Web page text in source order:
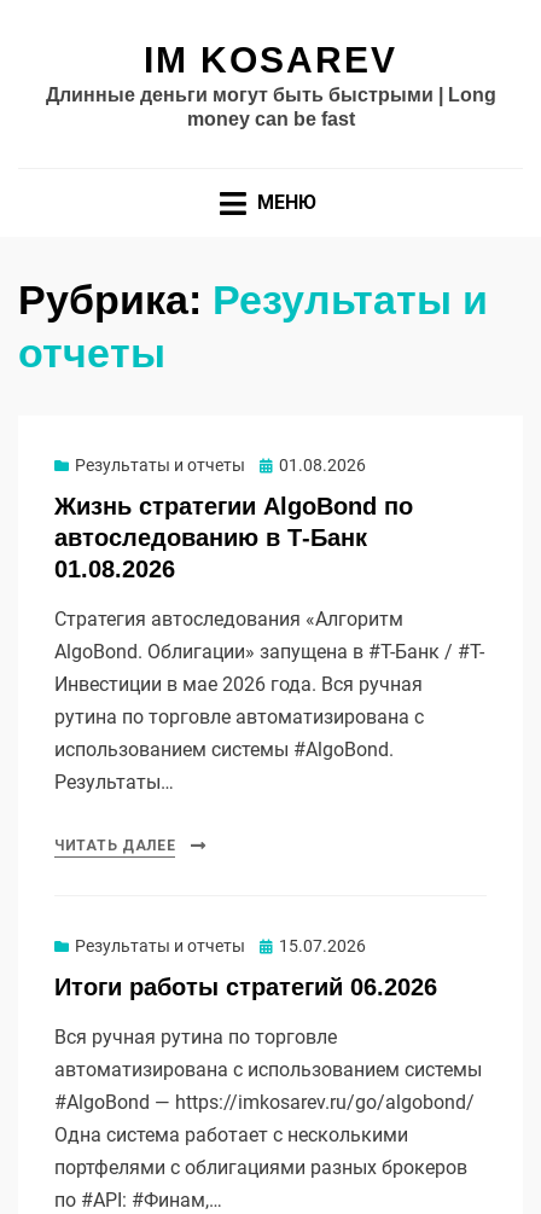
IM KOSAREV
Длинные деньги могут быть быстрыми | Long
money can be fast
МЕНЮ
Рубрика: Результаты и
отчеты
Результаты и отчеты Опубликовано
01.08.2026
Жизнь стратегии AlgoBond по
автоследованию в Т-Банк
01.08.2026
Стратегия автоследования «Алгоритм
AlgoBond. Облигации» запущена в #Т-Банк / #Т-
Инвестиции в мае 2026 года. Вся ручная
рутина по торговле автоматизирована с
использованием системы #AlgoBond.
Результаты…
ЧИТАТЬ ДАЛЕЕ
Результаты и отчеты Опубликовано
15.07.2026
Итоги работы стратегий 06.2026
Вся ручная рутина по торговле
автоматизирована с использованием системы
#AlgoBond — https://imkosarev.ru/go/algobond/
Одна система работает с несколькими
портфелями с облигациями разных брокеров
по #API: #Финам,…